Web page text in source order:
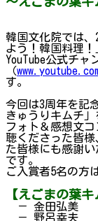
韓国文化院では
よう！韓国料理
YouTube公式チャ
（
す。
今回は3周年を記
きゅうりキムチ
フォト＆感想文
聴くださった皆
た皆様にも感謝
です。
ご入賞者5名の方
【えごまの葉キ
－ 金田弘美
－ 野呂幸夫